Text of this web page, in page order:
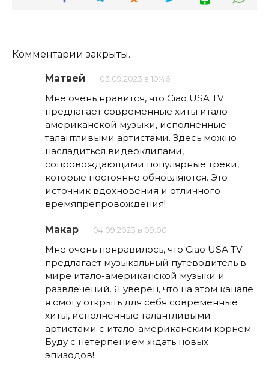
Комментарии закрыты.
Матвей 03.09.2023 в 10:46
Мне очень нравится, что Ciao USA TV
предлагает современные хиты итало-
американской музыки, исполненные
талантливыми артистами. Здесь можно
насладиться видеоклипами,
сопровождающими популярные треки,
которые постоянно обновляются. Это
источник вдохновения и отличного
времяпрепровождения!
Макар 04.09.2023 в 09:00
Мне очень понравилось, что Ciao USA TV
предлагает музыкальный путеводитель в
мире итало-американской музыки и
развлечений. Я уверен, что на этом канале
я смогу открыть для себя современные
хиты, исполненные талантливыми
артистами с итало-американским корнем.
Буду с нетерпением ждать новых
эпизодов!